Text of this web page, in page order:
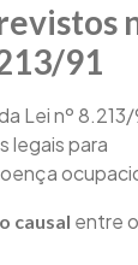
91
Lei nº 8.213/
legais para
causal entre o